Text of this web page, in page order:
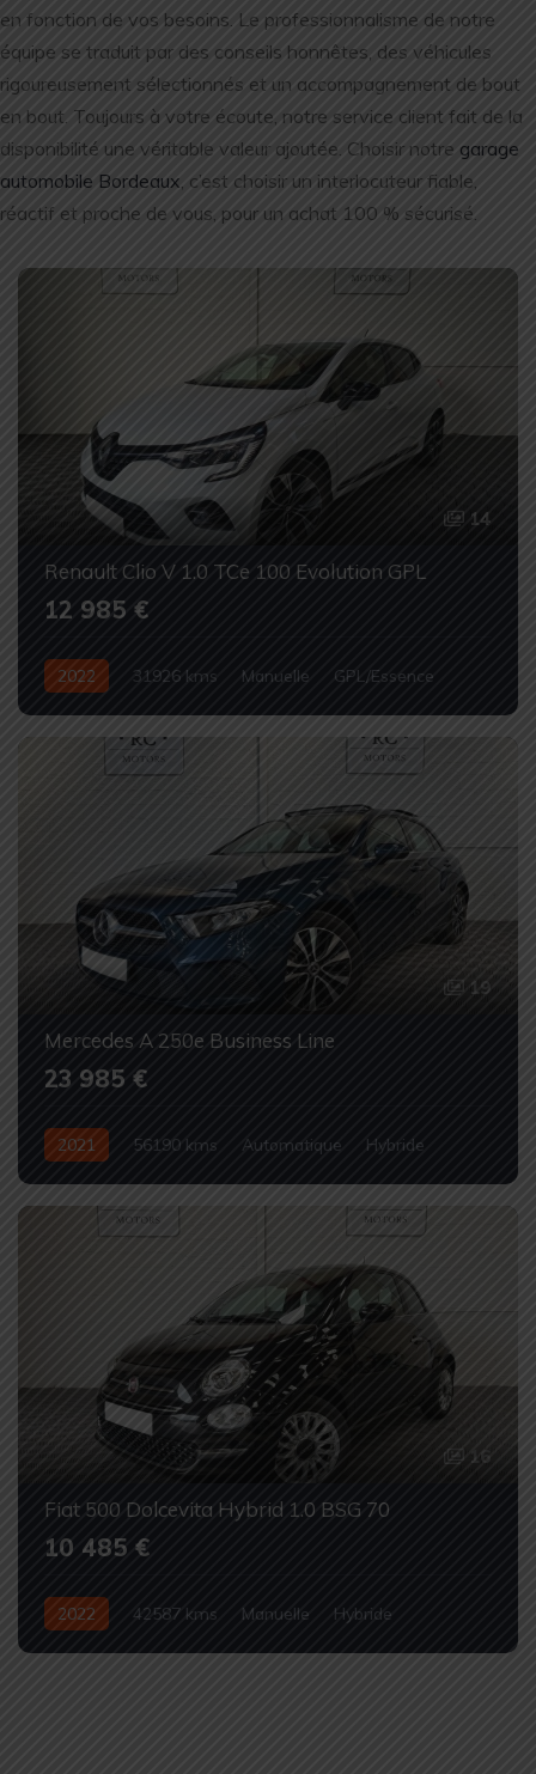
en fonction de vos besoins. Le professionnalisme de notre
équipe se traduit par des conseils honnêtes, des véhicules
rigoureusement sélectionnés et un accompagnement de bout
en bout. Toujours à votre écoute, notre service client fait de la
disponibilité une véritable valeur ajoutée. Choisir notre garage
automobile Bordeaux , c’est choisir un interlocuteur fiable,
réactif et proche de vous, pour un achat 100 % sécurisé.
14
Renault Clio V 1.0 TCe 100 Evolution GPL
12 985 €
2022 31926 kms Manuelle
GPL/Essence
19
Mercedes A 250e Business Line
23 985 €
2021 56190 kms Automatique
Hybride
16
Fiat 500 Dolcevita Hybrid 1.0 BSG 70
10 485 €
2022 42587 kms Manuelle
Hybride